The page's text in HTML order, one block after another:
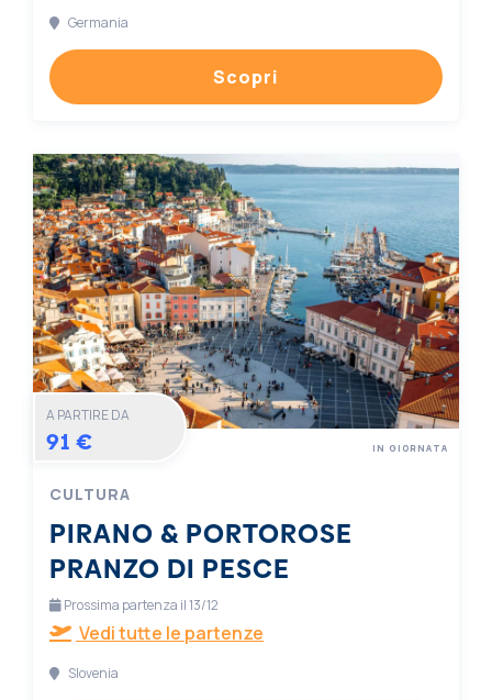
Germania
Scopri
A PARTIRE DA
91 €
CULTURA
PIRANO & PORTOROSE
PRANZO DI PESCE
IN GIORNATA
Prossima partenza il 13/12
Vedi tutte le partenze
Slovenia